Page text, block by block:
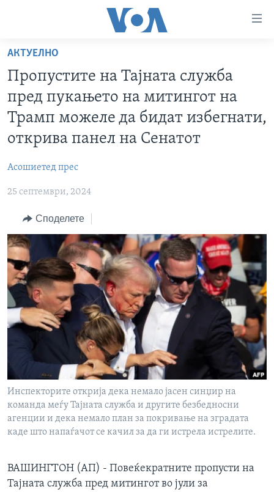
пристапност
Премини
на
главната
содржина
Премини
до
страната
навигација
РУБРИКИ
ЕКОНОМИЈА
ПОЛИТИКА
ЗДРАВЈЕ
НАУКА
УМЕТНОСТ И ЗАБАВА
ИНТЕРВЈУА
ФОТОГАЛЕРИИ
NEWSFLASH - АРХИВА
ВЕСТИ ОД САД ВО МИНУТА - АРХИВА
ИЗБОРИ ВО САД 2020 - АРХИВА
НАКУСО...
Јазици
АКТУЕЛНО
Пропустите на Тајната служба
пред пукањето на митингот на
Трамп можеле да бидат избегнати,
открива панел на Сенатот
Асошиетед прес
25 септември, 2024
Споделете
Инспекторите открија дека немало јасен синџир на
команда меѓу Тајната служба и другите безбедносни
агенции и дека немало план за покривање на зградата
каде што напаѓачот се качил за да ги истрела истрелите.
ВАШИНГТОН (АП) - Повеќекратните пропусти на
Тајната служба пред митингот во јули за